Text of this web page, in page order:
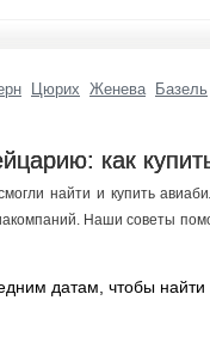
Цюрих Женева Базель
как
найти и купить
Наши советы
датам, чтобы